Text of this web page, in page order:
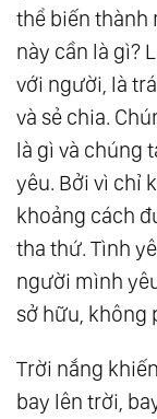
66.Hiểu Và
67.Thế Nào
68.Đạo Là
69.Xây
70.28 Ngày
71.Xây
Đại Đồng
72.Tất Cả
Không Hòa
74.Vạn Vật
75.Thiên
thể biến thành
này cần là gì?
với người, là
và sẻ chia.
là gì và chúng
yêu. Bởi vì chỉ
khoảng cách
tha thứ. Tình
người mình
sở hữu, không
Trời nắng
bay lên trời,